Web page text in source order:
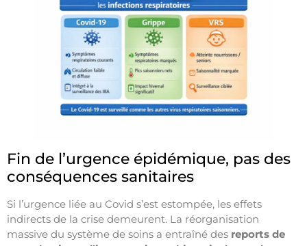
Fin de l’urgence épidémique, pas des
conséquences sanitaires
Si l’urgence liée au Covid s’est estompée, les effets
indirects de la crise demeurent. La réorganisation
massive du système de soins a entraîné des reports de